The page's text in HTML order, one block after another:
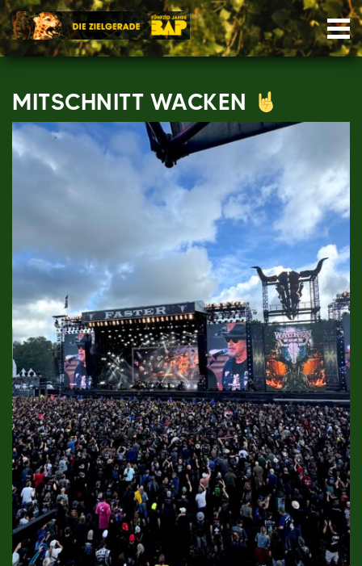
Skip
to
content
MITSCHNITT WACKEN